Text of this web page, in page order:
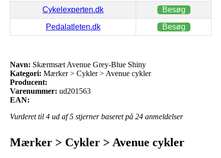
Cykelexperten.dk Besøg
Pedalatleten.dk Besøg
Navn: Skærmsæt Avenue Grey-Blue Shiny
Kategori: Mærker > Cykler > Avenue cykler
Producent:
Varenummer: ud201563
EAN:
Vurderet til 4 ud af 5 stjerner baseret på 24 anmeldelser
Mærker > Cykler > Avenue cykler